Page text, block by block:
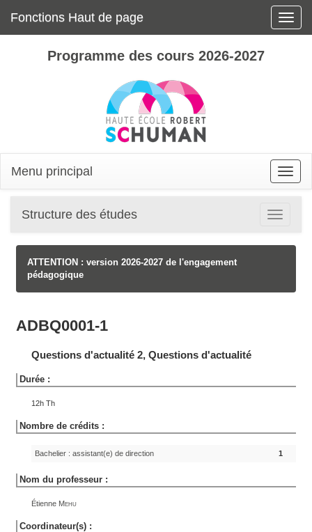
Toggle
Fonctions Haut de page
Programme des cours 2026-2027
Toggle
Menu principal
Toggle
Structure des études
ATTENTION : version 2026-2027 de l'engagement
pédagogique
ADBQ0001-1
Questions d'actualité 2, Questions d'actualité
Durée :
12h Th
Nombre de crédits :
Bachelier : assistant(e) de direction 1
Nom du professeur :
Étienne Mehu
Coordinateur(s) :